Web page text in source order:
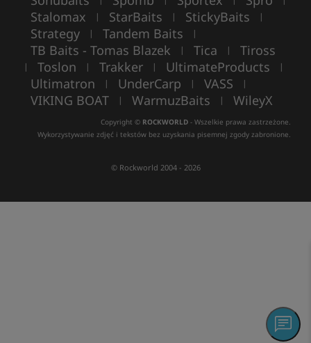
Stalomax | StarBaits | StickyBaits |
Strategy | Tandem Baits |
TB Baits - Tomas Blazek | Tica | Tiross
| Toslon | Trakker | UltimateProducts |
Ultimatron | UnderCarp | VASS |
VIKING BOAT | WarmuzBaits | WileyX
Copyright © ROCKWORLD - Wszelkie prawa zastrzeżone.
Wykorzystywanie zdjęć i tekstów bez uzyskania pisemnej zgody zabronione.
© Rockworld 2004 - 2026